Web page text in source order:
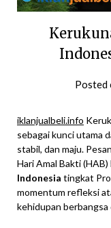
Posted
iklanjualbeli.info
sebagai kunci utama
stabil, dan maju.
Hari Amal Bakti
Indonesia tingkat
momentum refleksi
kehidupan berbangsa